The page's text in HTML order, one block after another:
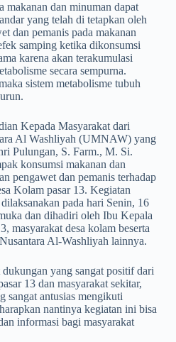
makanan dan minuman dapat
yang telah di tetapkan oleh
dan pemanis pada makanan
samping ketika dikonsumsi
karena akan terakumulasi
secara sempurna.
sistem metabolisme tubuh
Kepada Masyarakat dari
Al Washliyah (UMNAW) yang
Pulungan, S. Farm., M. Si.
konsumsi makanan dan
pengawet dan pemanis terhadap
Kolam pasar 13. Kegiatan
pada hari Senin, 16
dan dihadiri oleh Ibu Kepala
masyarakat desa kolam beserta
Al-Washliyah lainnya.
yang sangat positif dari
13 dan masyarakat sekitar,
sangat antusias mengikuti
nantinya kegiatan ini bisa
informasi bagi masyarakat